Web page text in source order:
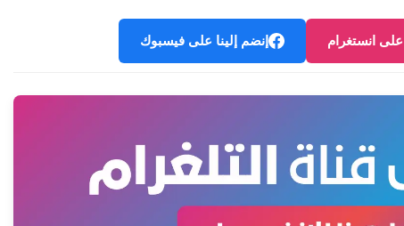
إنضم إلينا على فيسبوك على انستغرام